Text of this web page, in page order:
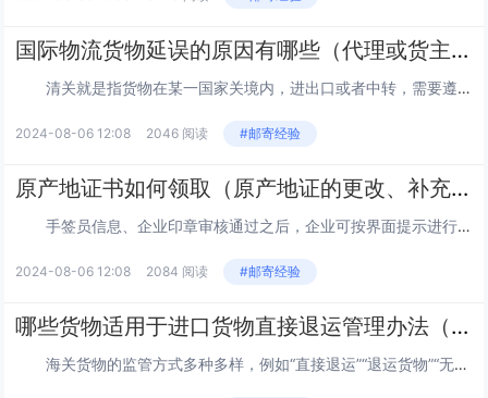
国际物流货物延误的原因有哪些（代理或货主本身原因有哪些）
清关就是指货物在某一国家关境内，进出口或者中转，需要遵循各项法律法规的一个手续过程，另一种说法也叫结关，货物在清关期间，都在海关的监管下，是不能随意流通的。有果必有因，既然会出现清关延误，那肯定是有原因的，那么，都有哪些原因呢?...
2024-08-06 12:08 2046 阅读 #邮寄经验
原产地证书如何领取（原产地证的更改、补充及重新签发）
手签员信息、企业印章审核通过之后，企业可按界面提示进行原产地证书信息录入，填写完原产地证书详细信息并保存。申请优惠原产地证需先填写商品备案，审核成功再申请。填写成功之后点击“发送”按钮，提交到贸促会，等待审核。 ※在编辑过程中，需...
2024-08-06 12:08 2084 阅读 #邮寄经验
哪些货物适用于进口货物直接退运管理办法（申请办理直接退运手续需要提交哪些材料呢）
海关货物的监管方式多种多样，例如“直接退运”“退运货物”“无代价抵偿货物”，这些看似相近的名称在通关实际中是否曾引发您的混淆呢?在实际上，这些代码不同的监管方式，其内涵各异，适用范围大不同。今天就由小编围绕《中华人民共和国海关进口货物直...